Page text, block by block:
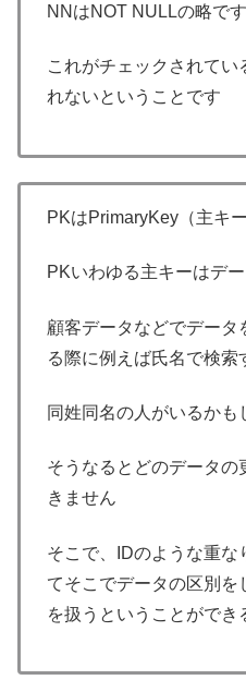
NNはNOT NULLの略です
これがチェックされてい
れないということです
PKはPrimaryKey（主キ
PKいわゆる主キーはデ
顧客データなどでデータ
る際に例えば氏名で検索
同姓同名の人がいるかも
そうなるとどのデータ
きません
そこで、IDのような重な
てそこでデータの区別を
を扱うということができ